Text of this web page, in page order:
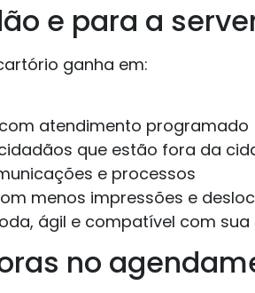
e para a
ganha em:
atendimento programado
que estão fora da
e processos
menos impressões e
ágil e compatível com
no